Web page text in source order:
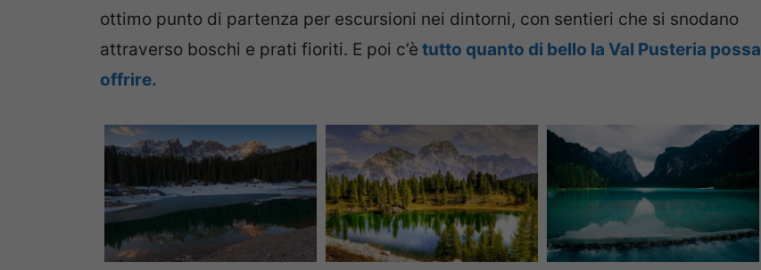
ottimo punto di partenza per escursioni nei dintorni, con sentieri che si snodano
attraverso boschi e prati fioriti. E poi c’è tutto quanto di bello la Val Pusteria possa
offrire.